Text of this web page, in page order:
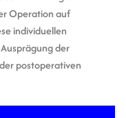
Operation auf
individuellen
der
postoperativen